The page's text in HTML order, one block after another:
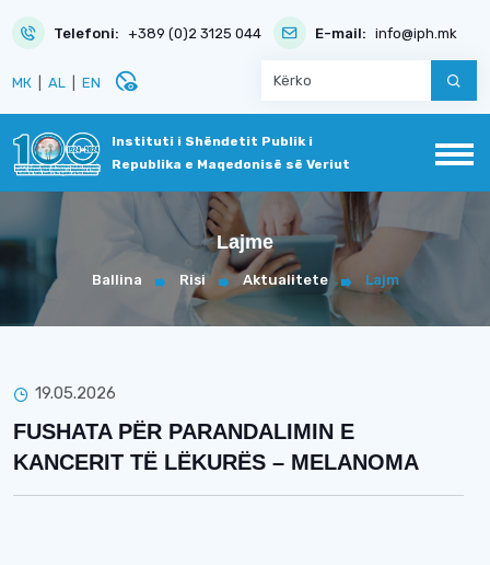
Telefoni: +389 (0)2 3125 044 E-mail: info@iph.mk
МК AL EN disabled_visible
Instituti i Shëndetit Publik i
Republika e Maqedonisë së Veriut
Lajme
Ballina Risi Aktualitete Lajm
19.05.2026
FUSHATA PËR PARANDALIMIN E
KANCERIT TË LËKURËS – MELANOMA